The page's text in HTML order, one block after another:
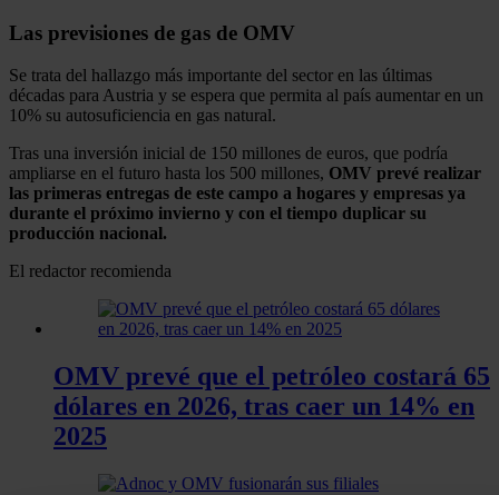
Las previsiones de gas de OMV
Se trata del hallazgo más importante del sector en las últimas
décadas para Austria y se espera que permita al país aumentar en un
10% su autosuficiencia en gas natural.
Tras una inversión inicial de 150 millones de euros, que podría
ampliarse en el futuro hasta los 500 millones, OMV prevé realizar
las primeras entregas de este campo a hogares y empresas ya
durante el próximo invierno y con el tiempo duplicar su
producción nacional.
El redactor recomienda
OMV prevé que el petróleo costará 65
dólares en 2026, tras caer un 14% en
2025